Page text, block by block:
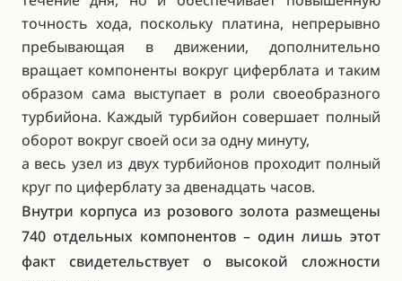
точность хода, поскольку платина, непрерывно
пребывающая в движении, дополнительно
вращает компоненты вокруг циферблата и таким
образом сама выступает в роли своеобразного
турбийона. Каждый турбийон совершает полный
оборот вокруг своей оси за одну минуту,
а весь узел из двух турбийонов проходит полный
круг по циферблату за двенадцать часов.
Внутри корпуса из розового золота размещены
740 отдельных компонентов – один лишь этот
факт свидетельствует о высокой сложности